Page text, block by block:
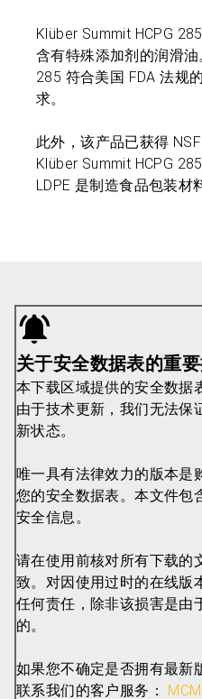
Klüber Summit HCPG
含有特殊添加剂的润滑油
285 符合美国 FDA 法规
求。
此外，该产品已获得
Klüber Summit HCPG
LDPE 是制造食品包装材
关于安全数据表的重
本下载区域提供的安全数据
由于技术更新，我们无法保
新状态。
唯一具有法律效力的版本是
您的安全数据表。本文件包
安全信息。
请在使用前核对所有下载的
致。对因使用过时的在线版
任何责任，除非该损害是由
的。
如果您不确定是否拥有最新
联系我们的客户服务：